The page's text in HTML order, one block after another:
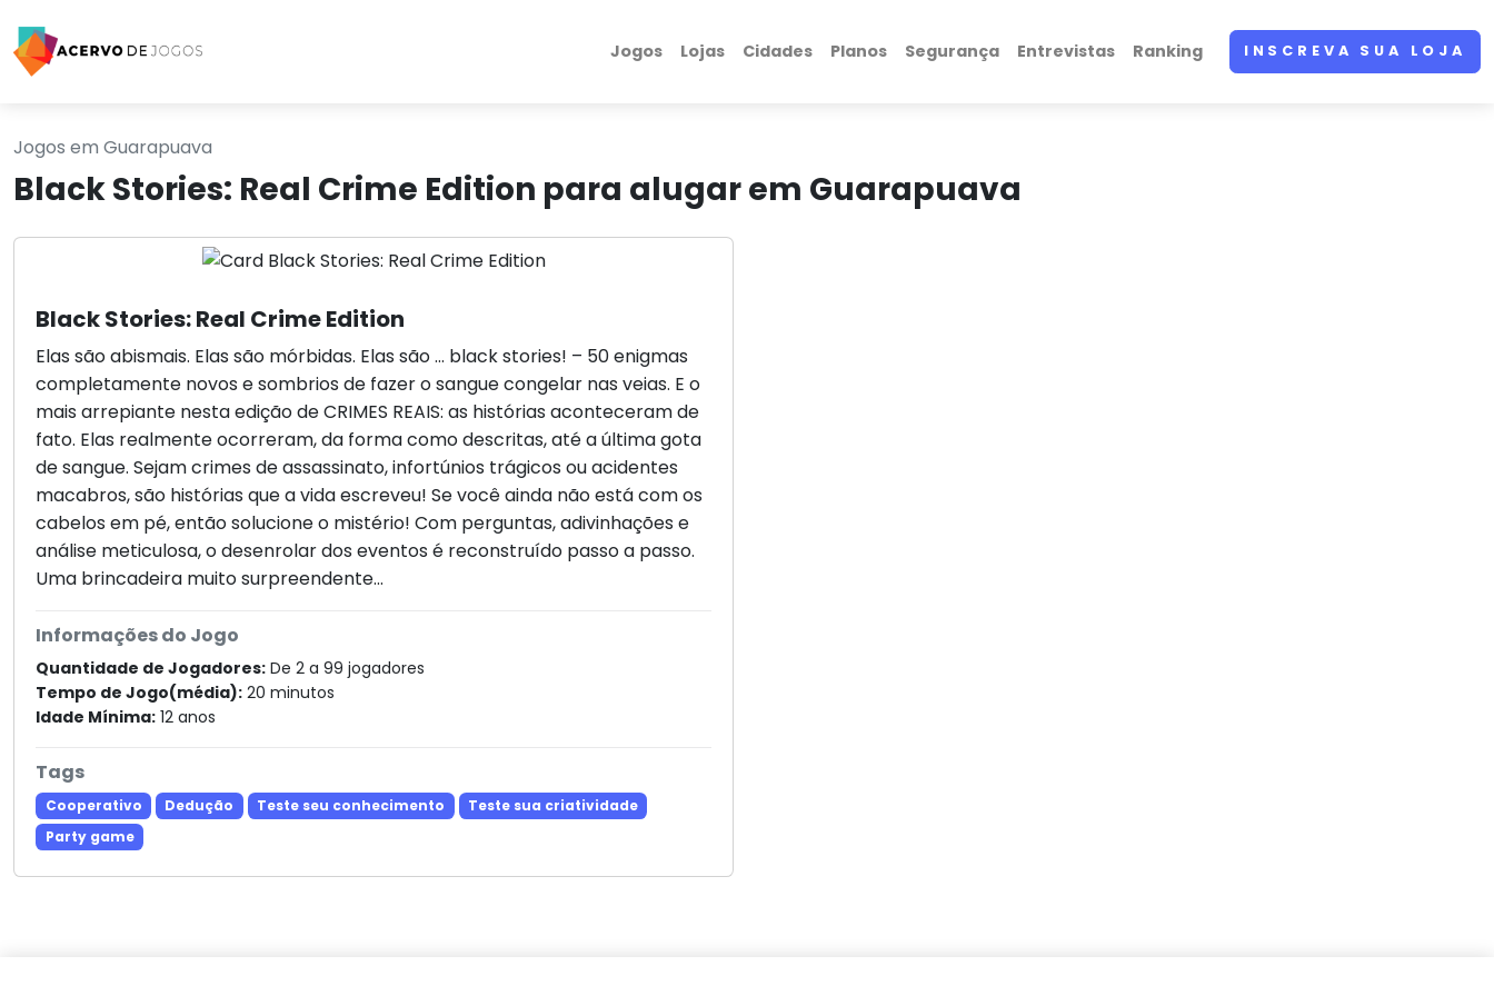
Jogos Lojas Cidades Planos Segurança Entrevistas Ranking INSCREVA SUA LOJA
Jogos em Guarapuava
Black Stories: Real Crime Edition para alugar em Guarapuava
Black Stories: Real Crime Edition
Elas são abismais. Elas são mórbidas. Elas são ... black stories! – 50 enigmas
completamente novos e sombrios de fazer o sangue congelar nas veias. E o
mais arrepiante nesta edição de CRIMES REAIS: as histórias aconteceram de
fato. Elas realmente ocorreram, da forma como descritas, até a última gota
de sangue. Sejam crimes de assassinato, infortúnios trágicos ou acidentes
macabros, são histórias que a vida escreveu! Se você ainda não está com os
cabelos em pé, então solucione o mistério! Com perguntas, adivinhações e
análise meticulosa, o desenrolar dos eventos é reconstruído passo a passo.
Uma brincadeira muito surpreendente...
Informações do Jogo
Quantidade de Jogadores: De 2 a 99 jogadores
Tempo de Jogo(média): 20 minutos
Idade Mínima: 12 anos
Tags
Cooperativo Dedução Teste seu conhecimento
Teste sua criatividade
Party game